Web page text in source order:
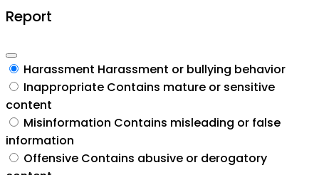
Report
Harassment Harassment or bullying behavior
Inappropriate Contains mature or sensitive
content
Misinformation Contains misleading or false
information
Offensive Contains abusive or derogatory